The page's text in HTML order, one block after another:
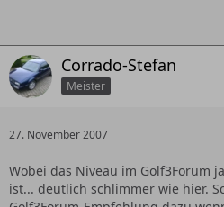
Corrado-Stefan
Meister
27. November 2007
Wobei das Niveau im Golf3Forum
ist... deutlich schlimmer wie hier.